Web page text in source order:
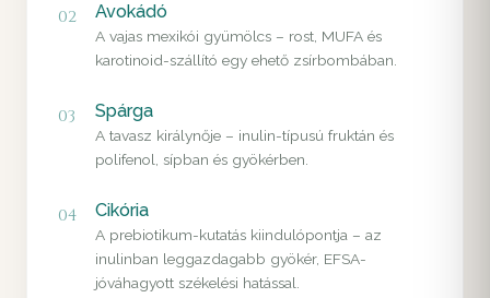
02 Avokádó
A vajas mexikói gyümölcs – rost, MUFA és
karotinoid-szállító egy ehető zsírbombában.
03 Spárga
A tavasz királynője – inulin-típusú fruktán és
polifenol, sípban és gyökérben.
04 Cikória
A prebiotikum-kutatás kiindulópontja – az
inulinban leggazdagabb gyökér, EFSA-
jóváhagyott székelési hatással.